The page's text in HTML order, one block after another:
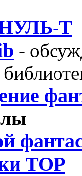
НУЛЬ-Т
-
ТОР